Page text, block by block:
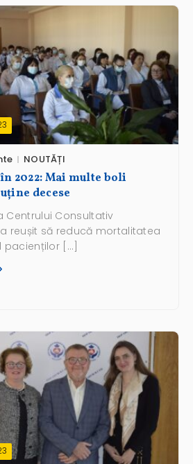
NOUTĂȚI
2022: Mai multe boli
decese
Centrului Consultativ
reușit să reducă mortalitatea
pacienților […]